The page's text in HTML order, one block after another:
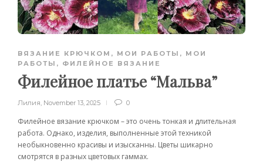
ВЯЗАНИЕ КРЮЧКОМ , МОИ РАБОТЫ , МОИ
РАБОТЫ , ФИЛЕЙНОЕ ВЯЗАНИЕ
Филейное платье “Мальва”
Лилия, November 13, 2025 0
Филейное вязание крючком – это очень тонкая и длительная
работа. Однако, изделия, выполненные этой техникой
необыкновенно красивы и изысканны. Цветы шикарно
смотрятся в разных цветовых гаммах.